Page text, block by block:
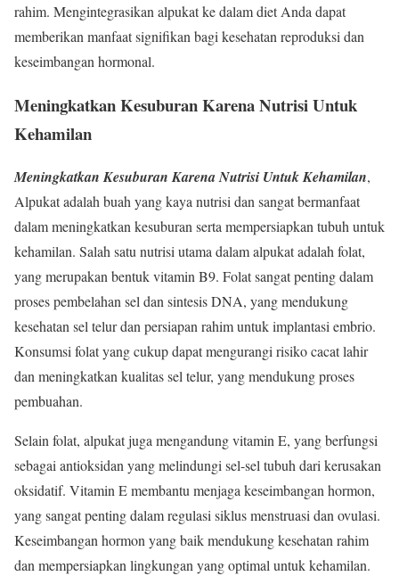
rahim. Mengintegrasikan alpukat ke dalam diet Anda dapat
memberikan manfaat signifikan bagi kesehatan reproduksi dan
keseimbangan hormonal.
Meningkatkan Kesuburan Karena Nutrisi Untuk
Kehamilan
Meningkatkan Kesuburan Karena Nutrisi Untuk Kehamilan,
Alpukat adalah buah yang kaya nutrisi dan sangat bermanfaat
dalam meningkatkan kesuburan serta mempersiapkan tubuh untuk
kehamilan. Salah satu nutrisi utama dalam alpukat adalah folat,
yang merupakan bentuk vitamin B9. Folat sangat penting dalam
proses pembelahan sel dan sintesis DNA, yang mendukung
kesehatan sel telur dan persiapan rahim untuk implantasi embrio.
Konsumsi folat yang cukup dapat mengurangi risiko cacat lahir
dan meningkatkan kualitas sel telur, yang mendukung proses
pembuahan.
Selain folat, alpukat juga mengandung vitamin E, yang berfungsi
sebagai antioksidan yang melindungi sel-sel tubuh dari kerusakan
oksidatif. Vitamin E membantu menjaga keseimbangan hormon,
yang sangat penting dalam regulasi siklus menstruasi dan ovulasi.
Keseimbangan hormon yang baik mendukung kesehatan rahim
dan mempersiapkan lingkungan yang optimal untuk kehamilan.